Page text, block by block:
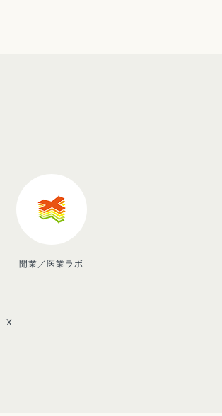
開業／医業ラボ
X